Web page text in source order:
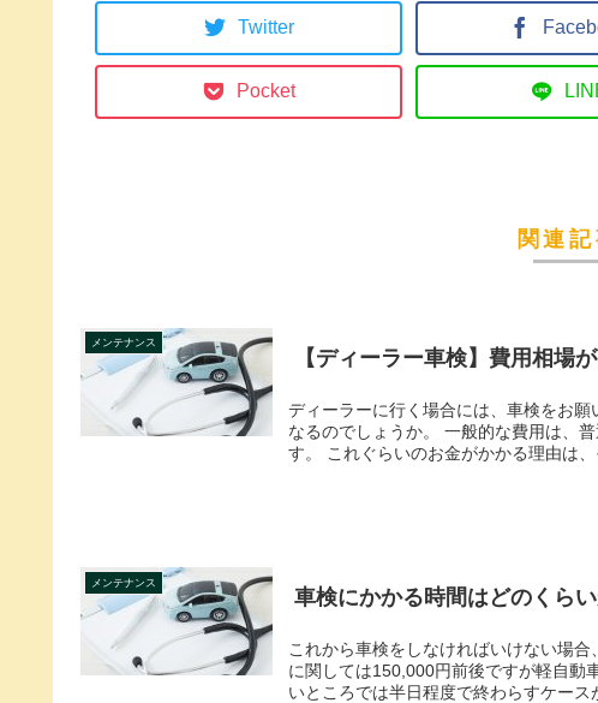
Twitter
Pocket
関連記
メンテナンス
【ディーラー車検】費用相場
ディーラーに行く場合には、車検をお
なるのでしょうか。 一般的な費用は、
す。 これぐらいのお金がかかる理由は、
メンテナンス
車検にかかる時間はどのくら
これから車検をしなければいけない場
に関しては150,000円前後ですが軽自動
いところでは半日程度で終わらすケース